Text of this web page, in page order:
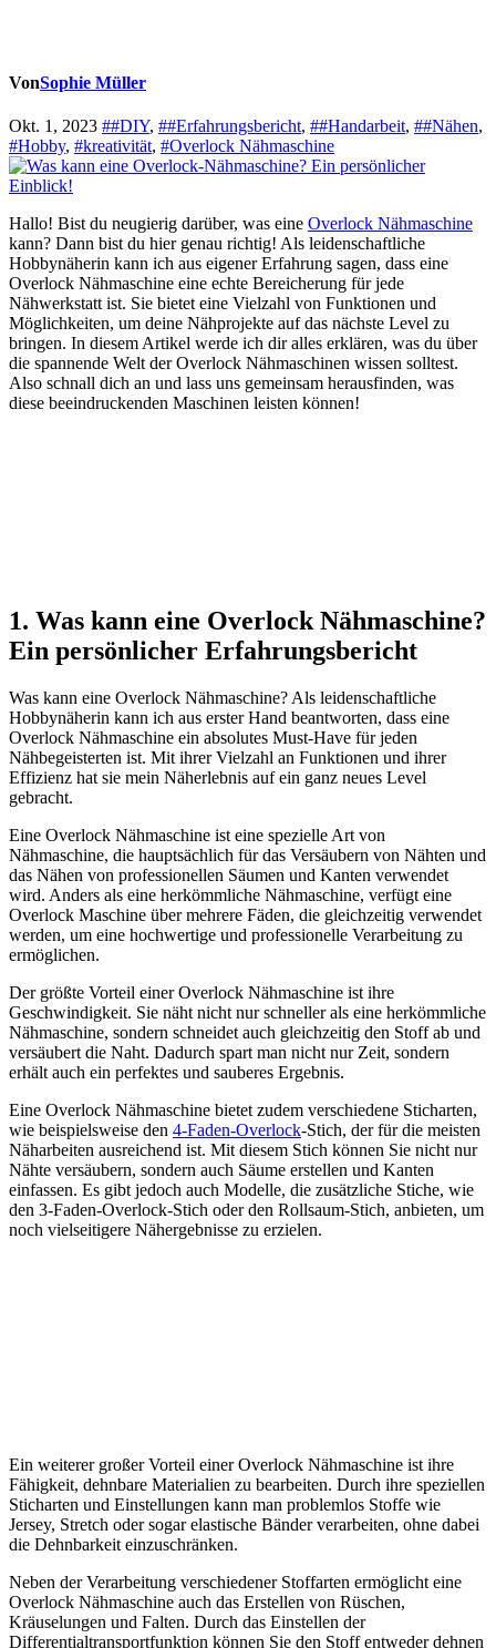
VonSophie Müller
Okt. 1, 2023 ##DIY, ##Erfahrungsbericht, ##Handarbeit, ##Nähen,
#Hobby, #kreativität, #Overlock Nähmaschine
Hallo! Bist du neugierig darüber, was eine Overlock Nähmaschine
kann? Dann bist du hier genau richtig! Als leidenschaftliche
Hobbynäherin kann ich aus eigener Erfahrung sagen, dass eine
Overlock Nähmaschine eine echte Bereicherung für jede
Nähwerkstatt ist. Sie bietet eine Vielzahl von Funktionen und
Möglichkeiten, um deine Nähprojekte auf das nächste Level zu
bringen. In diesem Artikel werde ich dir alles erklären, was du über
die spannende Welt der Overlock Nähmaschinen wissen solltest.
Also schnall dich an und lass uns gemeinsam herausfinden, was
diese beeindruckenden Maschinen leisten können!
1. Was kann eine Overlock Nähmaschine?
Ein persönlicher Erfahrungsbericht
Was kann eine Overlock Nähmaschine? Als leidenschaftliche
Hobbynäherin kann ich aus erster Hand beantworten, dass eine
Overlock Nähmaschine ein absolutes Must-Have für jeden
Nähbegeisterten ist. Mit ihrer Vielzahl an Funktionen und ihrer
Effizienz hat sie mein Näherlebnis auf ein ganz neues Level
gebracht.
Eine Overlock Nähmaschine ist eine spezielle Art von
Nähmaschine, die hauptsächlich für das Versäubern von Nähten und
das Nähen von professionellen Säumen und Kanten verwendet
wird. Anders als eine herkömmliche Nähmaschine, verfügt eine
Overlock Maschine über mehrere Fäden, die gleichzeitig verwendet
werden, um eine hochwertige und professionelle Verarbeitung zu
ermöglichen.
Der größte Vorteil einer Overlock Nähmaschine ist ihre
Geschwindigkeit. Sie näht nicht nur schneller als eine herkömmliche
Nähmaschine, sondern schneidet auch gleichzeitig den Stoff ab und
versäubert die Naht. Dadurch spart man nicht nur Zeit, sondern
erhält auch ein perfektes und sauberes Ergebnis.
Eine Overlock Nähmaschine bietet zudem verschiedene Sticharten,
wie beispielsweise den 4-Faden-Overlock-Stich, der für die meisten
Näharbeiten ausreichend ist. Mit diesem Stich können Sie nicht nur
Nähte versäubern, sondern auch Säume erstellen und Kanten
einfassen. Es gibt jedoch auch Modelle, die zusätzliche Stiche, wie
den 3-Faden-Overlock-Stich oder den Rollsaum-Stich, anbieten, um
noch vielseitigere Nähergebnisse zu erzielen.
Ein weiterer großer Vorteil einer Overlock Nähmaschine ist ihre
Fähigkeit, dehnbare Materialien zu bearbeiten. Durch ihre speziellen
Sticharten und Einstellungen kann man problemlos Stoffe wie
Jersey, Stretch oder sogar elastische Bänder verarbeiten, ohne dabei
die Dehnbarkeit einzuschränken.
Neben der Verarbeitung verschiedener Stoffarten ermöglicht eine
Overlock Nähmaschine auch das Erstellen von Rüschen,
Kräuselungen und Falten. Durch das Einstellen der
Differentialtransportfunktion können Sie den Stoff entweder dehnen